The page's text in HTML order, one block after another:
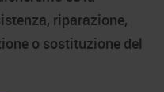
riparazione,
o sostituzione del